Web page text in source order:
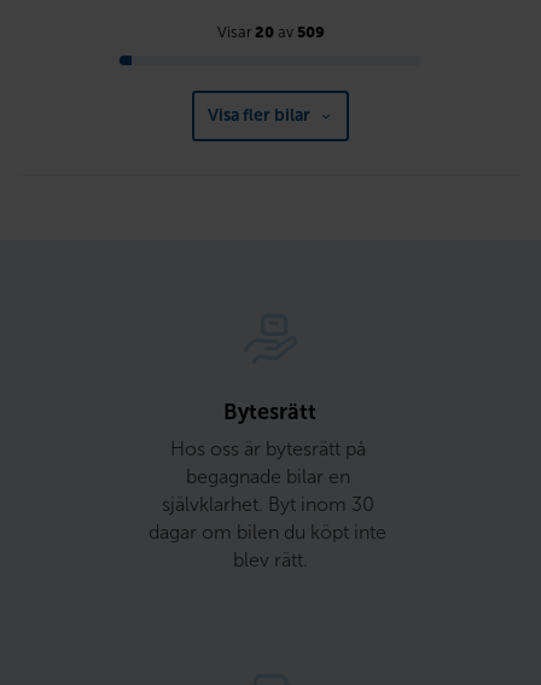
Visar 20av 509
Visa fler bilar
Bytesrätt
Hos oss är bytesrätt på
begagnade bilar en
självklarhet. Byt inom 30
dagar om bilen du köpt inte
blev rätt.